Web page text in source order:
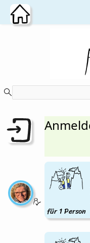
Zum Hauptinhalt
für 1 Person